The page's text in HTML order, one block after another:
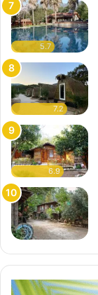
5.7
7.2
6.9